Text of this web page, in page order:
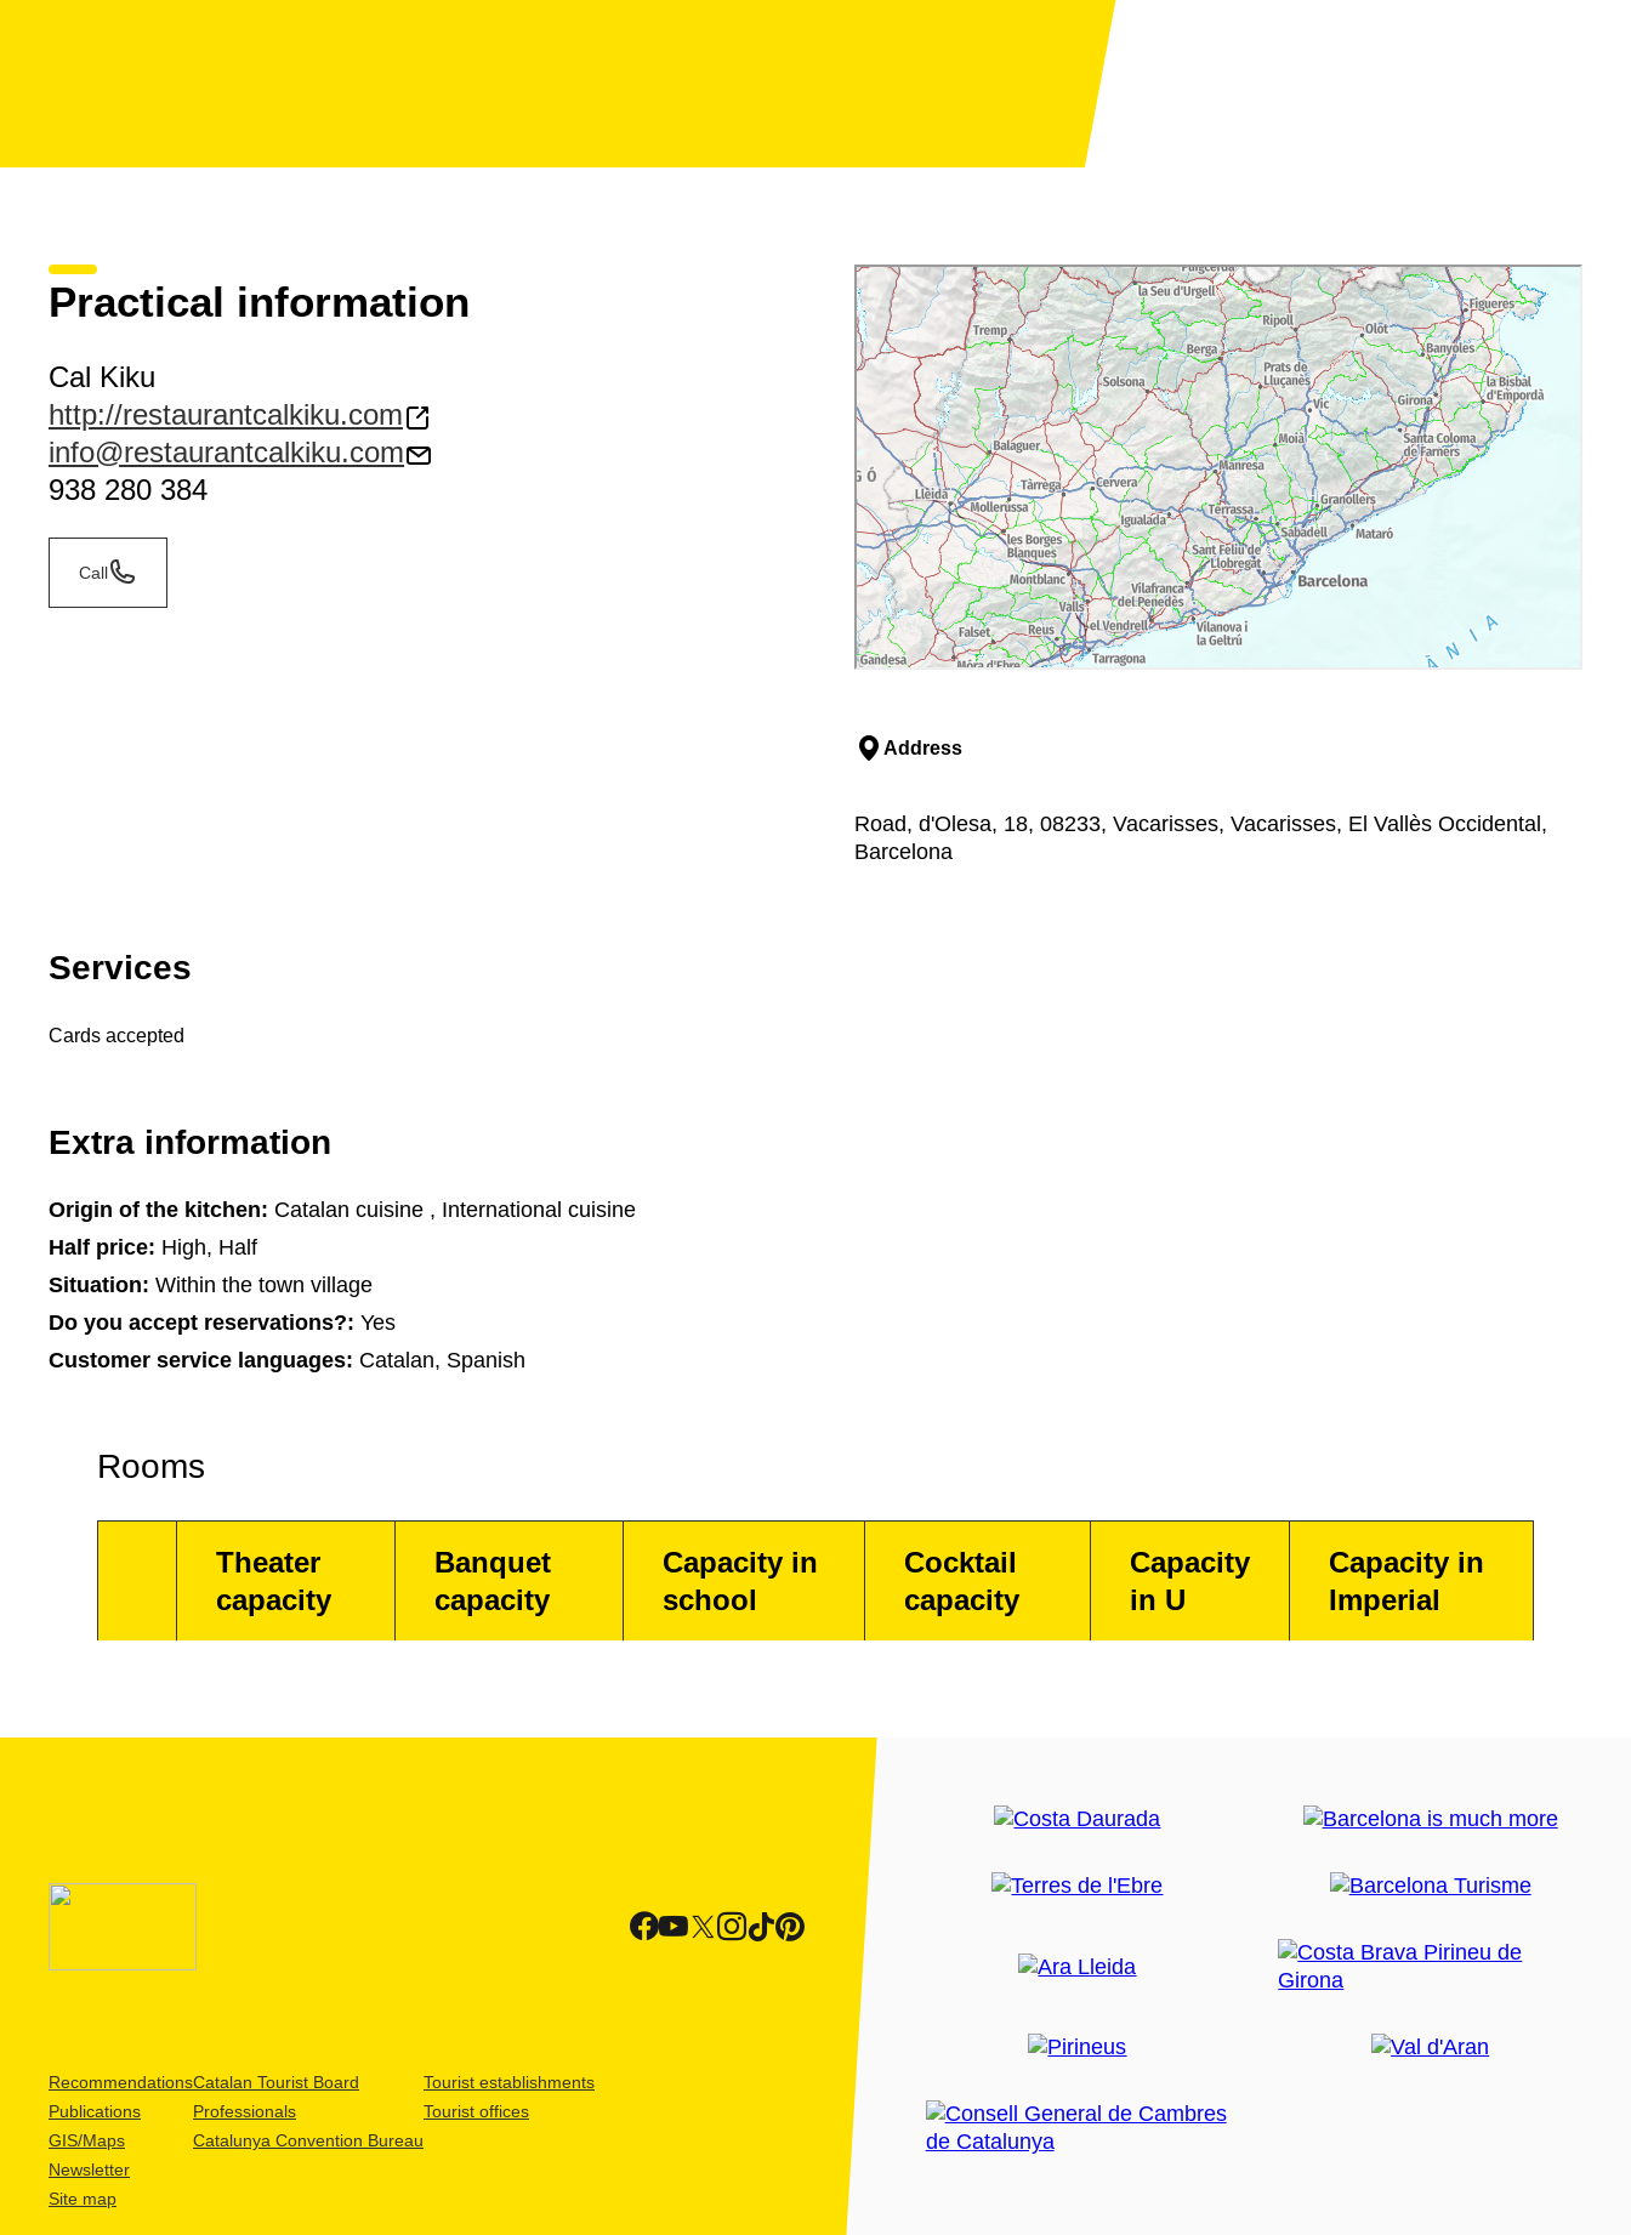
Practical information
Cal Kiku
http://restaurantcalkiku.com
info@restaurantcalkiku.com
938 280 384
Call
Address
Road, d'Olesa, 18, 08233, Vacarisses, Vacarisses, El Vallès Occidental,
Barcelona
Services
Cards accepted
Extra information
Origin of the kitchen: Catalan cuisine , International cuisine
Half price: High, Half
Situation: Within the town village
Do you accept reservations?: Yes
Customer service languages: Catalan, Spanish
Rooms
Theater
capacity
Banquet
capacity
Capacity in
school
Cocktail
capacity
Capacity
in U
Capacity in
Imperial
Recommendations
Publications
GIS/Maps
Newsletter
Site map
Catalan Tourist Board
Professionals
Catalunya Convention Bureau
Tourist establishments
Tourist offices